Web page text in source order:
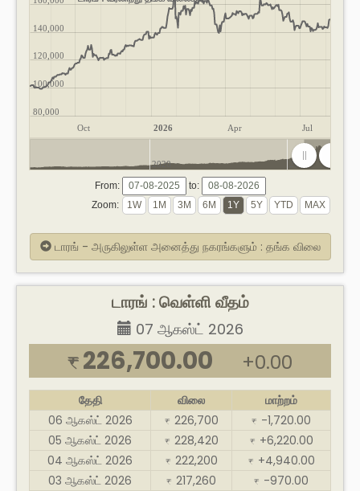
Oct 2026 Apr Jul
80,000
100,000
120,000
140,000
2020 2025
From:
to:
Zoom:
டாரங் - அருகிலுள்ள அனைத்து நகரங்களும் : தங்க விலை
டாரங் : வெள்ளி வீதம்
07 ஆகஸ்ட் 2026
₹ 226,700.00 +0.00
தேதி விலை
மாற்றம்
06 ஆகஸ்ட் 2026
₹ 226,700 ₹ -1,720.00
05 ஆகஸ்ட் 2026
₹ 228,420 ₹ +6,220.00
04 ஆகஸ்ட் 2026
₹ 222,200 ₹ +4,940.00
03 ஆகஸ்ட் 2026
₹ 217,260 ₹ -970.00